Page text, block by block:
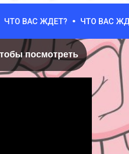
ЖДЕТ? ЧТО ВАС ЖДЕТ?
посмотреть